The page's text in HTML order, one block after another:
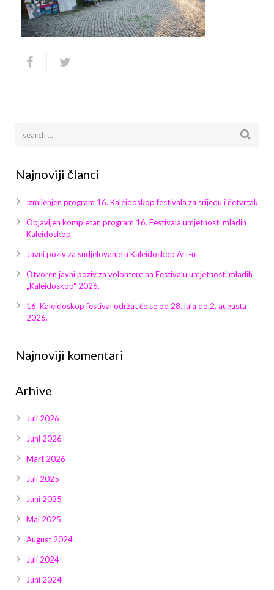
Video 2011
Video 2015
Video 2018
Galerija 2010
Galerija 2014
Galerija 2017
Galerija 2018
Galerija 2019
Galerija 2022
Galerija 2024
Galerija 2025
Arhiva
Najnoviji članci
Izmijenjen program 16. Kaleidoskop festivala za srijedu i četvrtak
Objavljen kompletan program 16. Festivala umjetnosti mladih
Kaleidoskop
Javni poziv za sudjelovanje u Kaleidoskop Art-u
Otvoren javni poziv za volontere na Festivalu umjetnosti mladih
„Kaleidoskop“ 2026.
16. Kaleidoskop festival održat će se od 28. jula do 2. augusta
2026.
Najnoviji komentari
Arhive
Juli 2026
Juni 2026
Mart 2026
Juli 2025
Juni 2025
Maj 2025
August 2024
Juli 2024
Juni 2024